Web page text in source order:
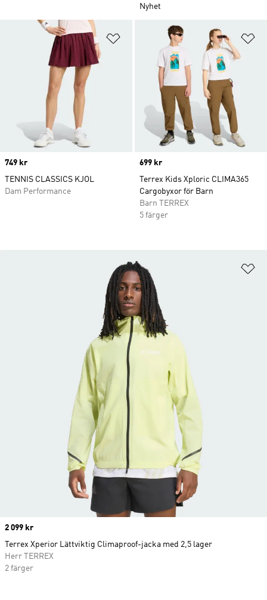
Nyhet
Lägg till på önskelistan
Price
749 kr
TENNIS CLASSICS KJOL
Dam Performance
Price
699 kr
Terrex Kids Xploric CLIMA365
Cargobyxor för Barn
Barn TERREX
5 färger
Price
2 099 kr
Terrex Xperior Lättviktig Climaproof-jacka med 2,5 lager
Herr TERREX
2 färger